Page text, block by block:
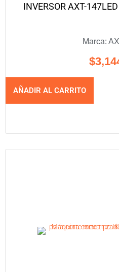
INVERSOR AXT-
Marca:
$
AÑADIR AL CARRITO